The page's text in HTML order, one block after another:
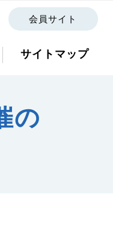
会員サイト
サイトマップ
の